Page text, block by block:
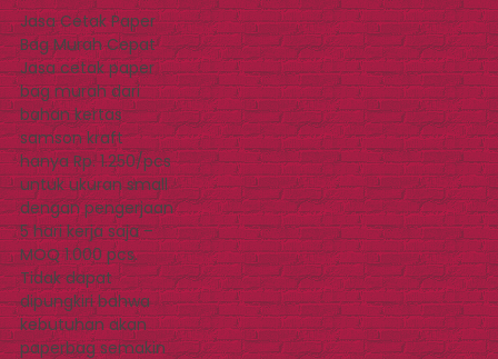
Jasa Cetak Paper
Bag Murah Cepat
Jasa cetak paper
bag murah dari
bahan kertas
samson kraft
hanya Rp. 1.250/pcs
untuk ukuran small
dengan pengerjaan
5 hari kerja saja –
MOQ 1.000 pcs.
Tidak dapat
dipungkiri bahwa
kebutuhan akan
paperbag semakin